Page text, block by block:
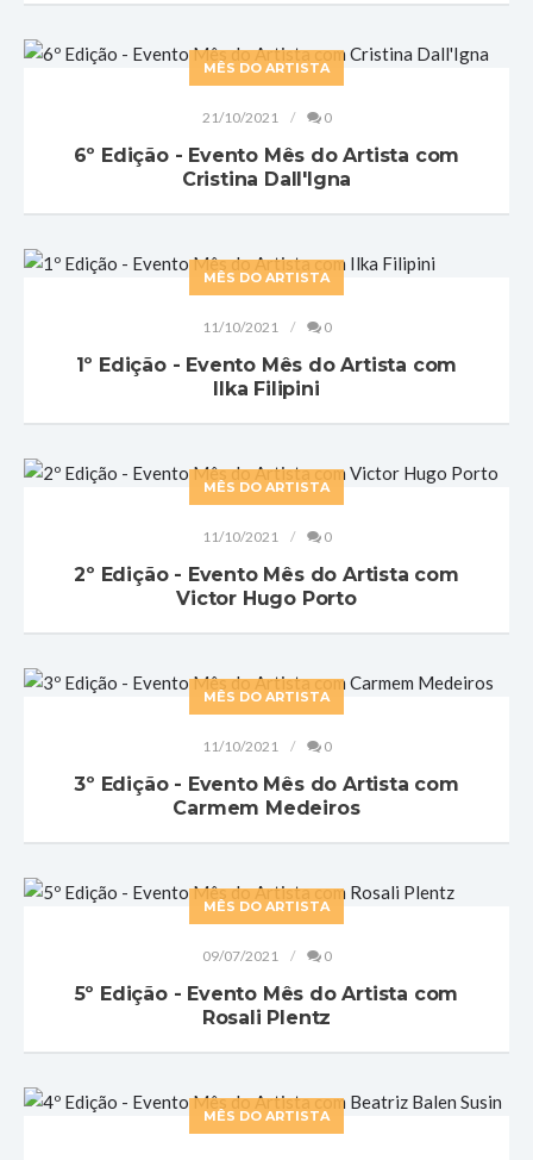
MÊS DO ARTISTA
21/10/2021 0
6º Edição - Evento Mês do Artista com
Cristina Dall'Igna
MÊS DO ARTISTA
11/10/2021 0
1º Edição - Evento Mês do Artista com
Ilka Filipini
MÊS DO ARTISTA
11/10/2021 0
2º Edição - Evento Mês do Artista com
Victor Hugo Porto
MÊS DO ARTISTA
11/10/2021 0
3º Edição - Evento Mês do Artista com
Carmem Medeiros
MÊS DO ARTISTA
09/07/2021 0
5º Edição - Evento Mês do Artista com
Rosali Plentz
MÊS DO ARTISTA